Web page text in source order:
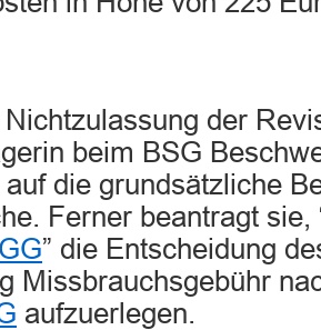
der
beim BSG
auf die grundsätzliche
Ferner beantragt
” die Entscheidung
Missbrauchsgebühr
aufzuerlegen.